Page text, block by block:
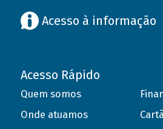
Acesso à informação
Acesso Rápido
Quem somos
Onde atuamos